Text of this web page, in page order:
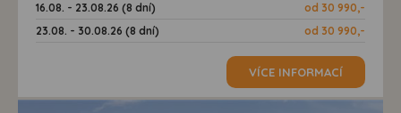
16.08. - 23.08.26 (8 dní)
od 30 990,-
23.08. - 30.08.26 (8 dní)
od 30 990,-
VÍCE INFORMACÍ